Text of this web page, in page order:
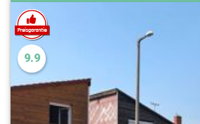
9.9